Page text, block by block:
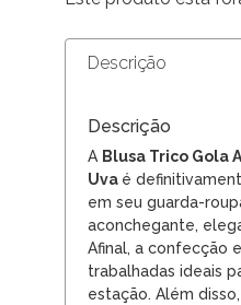
Descrição
Descrição
A Blusa Trico Gola
Uva é
em seu guarda-
aconchegante,
Afinal, a confecção
trabalhadas ideais
estação. Além